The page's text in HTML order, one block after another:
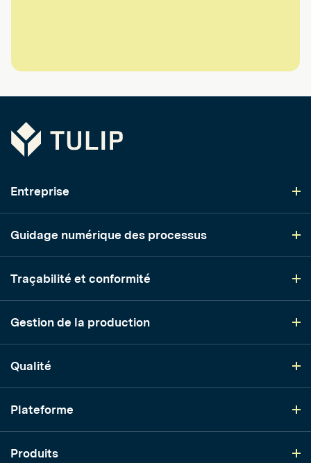
Tulip
Entreprise
Guidage numérique des processus
Traçabilité et conformité
Gestion de la production
Qualité
Plateforme
Produits